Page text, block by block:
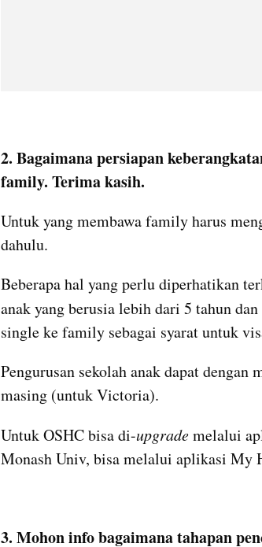
2. Bagaimana persiapan
family. Terima kasih.
Untuk yang membawa family harus
dahulu.
Beberapa hal yang perlu diperhatikan
anak yang berusia lebih dari 5 tahun dan
single ke family sebagai syarat untuk
Pengurusan sekolah anak dapat
masing (untuk Victoria).
Untuk OSHC bisa di-upgrade melalui
Monash Univ, bisa melalui aplikasi My
3. Mohon info bagaimana tahapan